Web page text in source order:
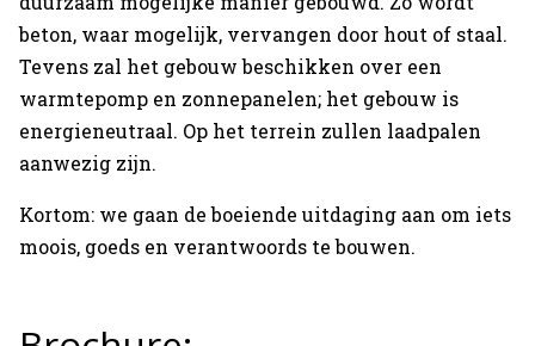
beton, waar mogelijk, vervangen door hout of staal.
Tevens zal het gebouw beschikken over een
warmtepomp en zonnepanelen; het gebouw is
energieneutraal. Op het terrein zullen laadpalen
aanwezig zijn.
Kortom: we gaan de boeiende uitdaging aan om iets
moois, goeds en verantwoords te bouwen.